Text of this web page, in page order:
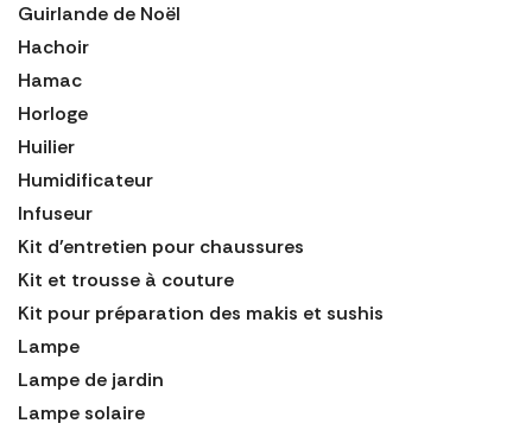
Guirlande de Noël
Hachoir
Hamac
Horloge
Huilier
Humidificateur
Infuseur
Kit d'entretien pour chaussures
Kit et trousse à couture
Kit pour préparation des makis et sushis
Lampe
Lampe de jardin
Lampe solaire